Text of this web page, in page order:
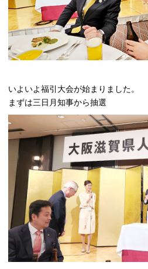
いよいよ福引大会が始まりました。
まずは三日月知事から抽選